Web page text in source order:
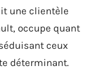
une clientèle
occupe quant
ceux
déterminant.